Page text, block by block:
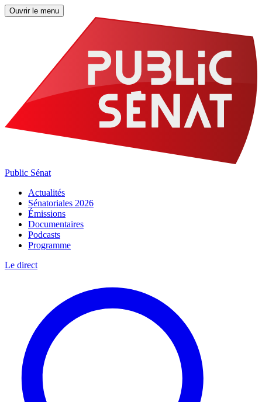
Ouvrir le menu
Public Sénat
Actualités
Sénatoriales 2026
Émissions
Documentaires
Podcasts
Programme
Le direct